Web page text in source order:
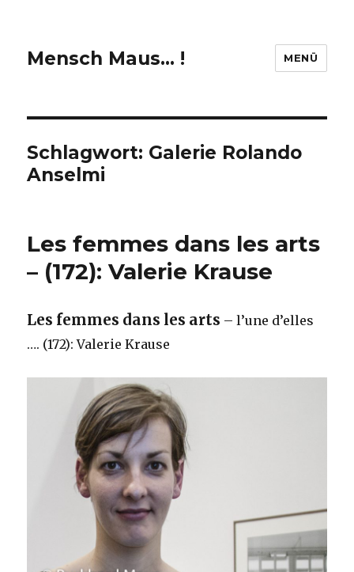
Mensch Maus… ! MENÜ
Schlagwort: Galerie Rolando
Anselmi
Les femmes dans les arts
– (172): Valerie Krause
Les femmes dans les arts – l’une d’elles
…. (172): Valerie Krause